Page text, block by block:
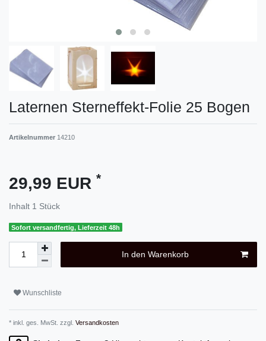
Laternen Sterneffekt-Folie 25 Bogen
Artikelnummer 14210
29,99 EUR *
Inhalt 1 Stück
Sofort versandfertig, Lieferzeit 48h
In den Warenkorb
Wunschliste
* inkl. ges. MwSt. zzgl. Versandkosten